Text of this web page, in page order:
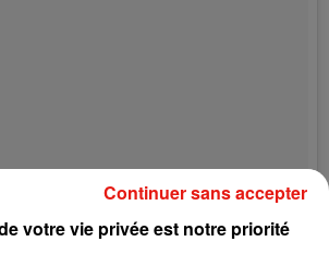
par Ed Sheeran (@teddysphotos)
votre vie privée est notre priorité
Continuer sans accepter